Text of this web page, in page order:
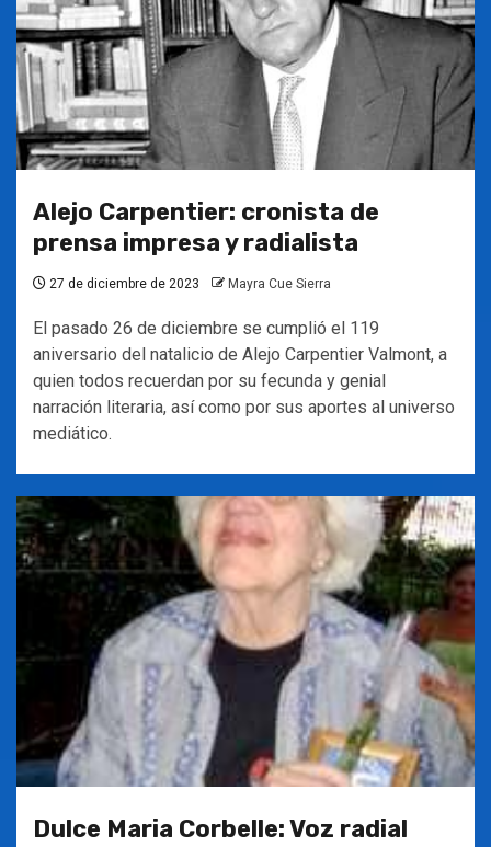
Alejo Carpentier: cronista de
prensa impresa y radialista
27 de diciembre de 2023 Mayra Cue Sierra
El pasado 26 de diciembre se cumplió el 119
aniversario del natalicio de Alejo Carpentier Valmont, a
quien todos recuerdan por su fecunda y genial
narración literaria, así como por sus aportes al universo
mediático.
Dulce Maria Corbelle: Voz radial